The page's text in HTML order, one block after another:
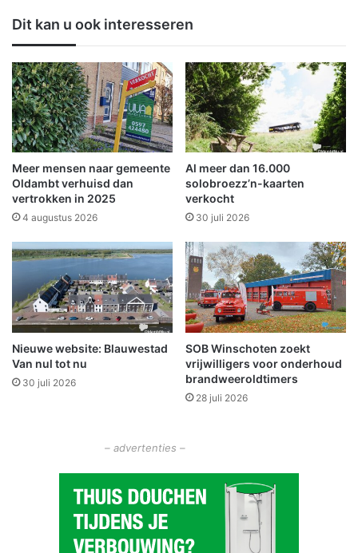
J
u
m
b
o
i
n
S
c
h
e
e
d
a
i
j
g
t
v
n
t
m
e
t
d
r
u
m
p
r
a
t
i
k
i
n
h
e
t
Dit kan u ook interesseren
Meer mensen naar gemeente
Oldambt verhuisd dan
vertrokken in 2025
4 augustus 2026
Al meer dan 16.000
solobroezz’n-kaarten
verkocht
30 juli 2026
Nieuwe website: Blauwestad
Van nul tot nu
30 juli 2026
SOB Winschoten zoekt
vrijwilligers voor onderhoud
brandweeroldtimers
28 juli 2026
– advertenties –